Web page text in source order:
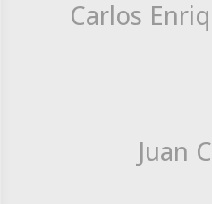
Carlos
Juan